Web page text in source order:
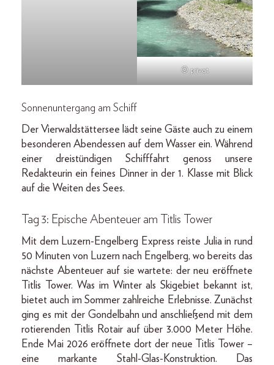
© privat
Sonnenuntergang am Schiff
Der Vierwaldstättersee lädt seine Gäste auch zu einem
besonderen Abendessen auf dem Wasser ein. Während
einer dreistündigen Schifffahrt genoss unsere
Redakteurin ein feines Dinner in der 1. Klasse mit Blick
auf die Weiten des Sees.
Tag 3: Epische Abenteuer am Titlis Tower
Mit dem Luzern-Engelberg Express reiste Julia in rund
50 Minuten von Luzern nach Engelberg, wo bereits das
nächste Abenteuer auf sie wartete: der neu eröffnete
Titlis Tower. Was im Winter als Skigebiet bekannt ist,
bietet auch im Sommer zahlreiche Erlebnisse. Zunächst
ging es mit der Gondelbahn und anschließend mit dem
rotierenden Titlis Rotair auf über 3.000 Meter Höhe.
Ende Mai 2026 eröffnete dort der neue Titlis Tower –
eine markante Stahl-Glas-Konstruktion. Das